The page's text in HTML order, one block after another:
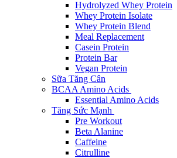
Hydrolyzed Whey Protein
Whey Protein Isolate
Whey Protein Blend
Meal Replacement
Casein Protein
Protein Bar
Vegan Protein
Sữa Tăng Cân
BCAA Amino Acids
Essential Amino Acids
Tăng Sức Mạnh
Pre Workout
Beta Alanine
Caffeine
Citrulline